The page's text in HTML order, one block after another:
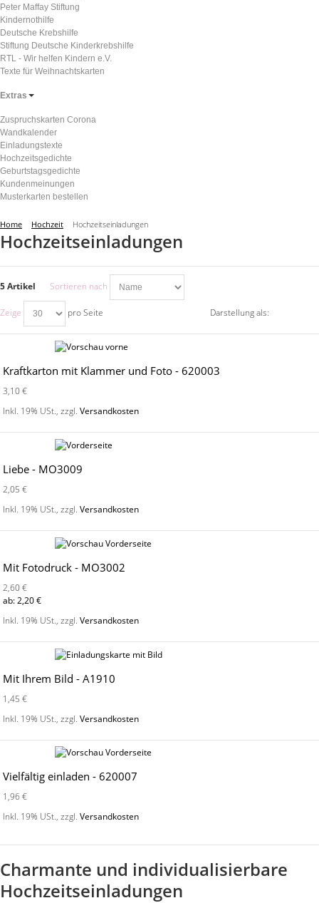
Peter Maffay Stiftung
Kindernothilfe
Deutsche Krebshilfe
Stiftung Deutsche Kinderkrebshilfe
RTL - Wir helfen Kindern e.V.
Texte für Weihnachtskarten
Extras
Zuspruchskarten Corona
Wandkalender
Einladungstexte
Hochzeitsgedichte
Geburtstagsgedichte
Kundenmeinungen
Musterkarten bestellen
Home Hochzeit Hochzeitseinladungen
Hochzeitseinladungen
5 Artikel Sortieren nach
Zeige pro Seite Darstellung als:
Kraftkarton mit Klammer und Foto - 620003
3,10 €
Inkl. 19% USt.,zzgl.Versandkosten
Liebe - MO3009
2,05 €
Inkl. 19% USt.,zzgl.Versandkosten
Mit Fotodruck - MO3002
2,60 €
ab: 2,20 €
Inkl. 19% USt.,zzgl.Versandkosten
Mit Ihrem Bild - A1910
1,45 €
Inkl. 19% USt.,zzgl.Versandkosten
Vielfältig einladen - 620007
1,96 €
Inkl. 19% USt.,zzgl.Versandkosten
Charmante und individualisierbare
Hochzeitseinladungen